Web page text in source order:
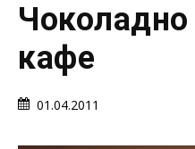
кафе
01.04.2011